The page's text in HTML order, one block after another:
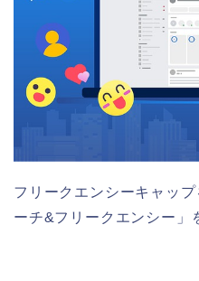
フリークエンシーキャッ
ーチ&フリークエンシー」